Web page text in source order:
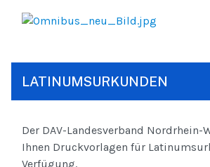
LATINUMSURKUNDEN
Der DAV-Landesverband Nordrhein-
Ihnen Druckvorlagen für
Verfügung.